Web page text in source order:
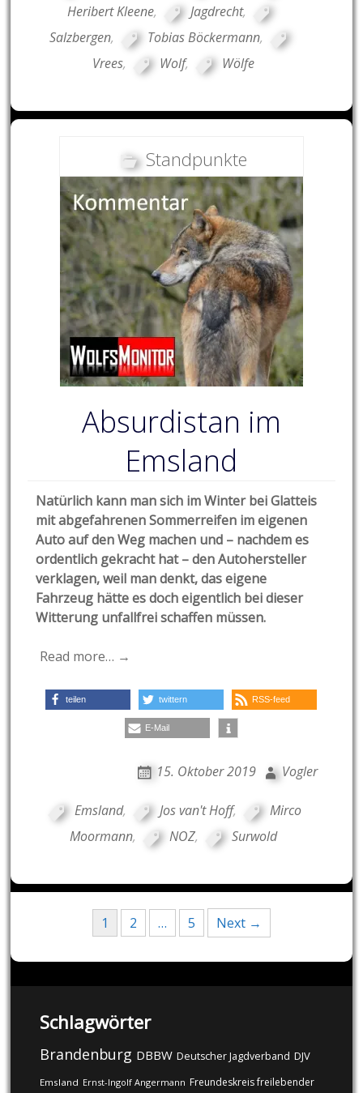
Heribert Kleene, Jagdrecht,
Salzbergen, Tobias Böckermann,
Vrees, Wolf, Wölfe
Standpunkte
Absurdistan im
Emsland
Natürlich kann man sich im Winter bei Glatteis
mit abgefahrenen Sommerreifen im eigenen
Auto auf den Weg machen und – nachdem es
ordentlich gekracht hat – den Autohersteller
verklagen, weil man denkt, das eigene
Fahrzeug hätte es doch eigentlich bei dieser
Witterung unfallfrei schaffen müssen.
Read more… →
teilen twittern RSS-feed
E-Mail
15. Oktober 2019 Vogler
Emsland, Jos van't Hoff,
Mirco
Moormann, NOZ, Surwold
navigation
1 2 … 5 Next →
Schlagwörter
Brandenburg DBBW Deutscher Jagdverband DJV
Emsland Ernst-Ingolf Angermann Freundeskreis freilebender